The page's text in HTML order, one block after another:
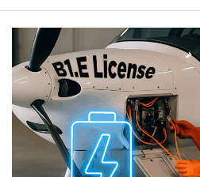
Revolución
Eléctrica:
Cómo
la
Nueva
Licencia